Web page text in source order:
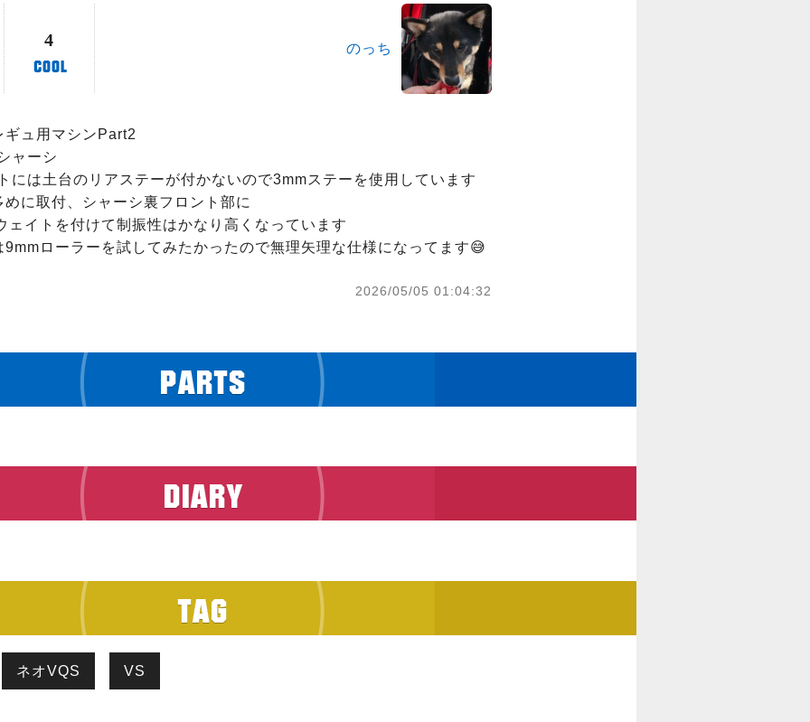
4 のっち
ギュ用マシンPart2
ャーシ
には土台のリアステーが付かないので3mmステーを使用しています
めに取付、シャーシ裏フロント部に
ェイトを付けて制振性はかなり高くなっています
9mmローラーを試してみたかったので無理矢理な仕様になってます😅
2026/05/05 01:04:32
ネオVQS VS